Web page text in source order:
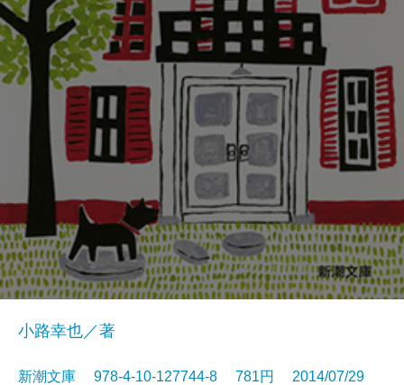
小路幸也／著
新潮文庫 978-4-10-127744-8 781円 2014/07/29